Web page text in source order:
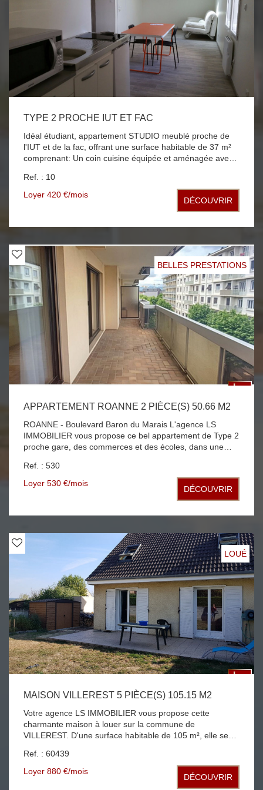
TYPE 2 PROCHE IUT ET FAC
Idéal étudiant, appartement STUDIO meublé proche de
l'IUT et de la fac, offrant une surface habitable de 37 m²
comprenant: Un coin cuisine équipée et aménagée avec
pièce à vivre, une chambre avec placard et une salle
d'eau avec WC. Les plus: une buanderie accessible aux
locataires avec lave linge et sèche linge. Chauffage
Ref. : 10
Loyer 420 €/mois
DÉCOUVRIR
BELLES PRESTATIONS
APPARTEMENT ROANNE 2 PIÈCE(S) 50.66 M2
ROANNE - Boulevard Baron du Marais L'agence LS
IMMOBILIER vous propose ce bel appartement de Type 2
proche gare, des commerces et des écoles, dans une
vidéophone. D'une surface habitable de 50 m², il se
compose d'une entrée avec placard, d'une cuisine
aménagée, d'un séjour et une chambre avec placard, le
tout donnant sur une grande et agréable terrasse de 21
m², une salle de bains un WC indépendant . Une cave et
Fenêtres double vitrage disponible le 22 juillet 2026
Ref. : 530
Loyer 530 €/mois
DÉCOUVRIR
LOUÉ
MAISON VILLEREST 5 PIÈCE(S) 105.15 M2
Votre agence LS IMMOBILIER vous propose cette
charmante maison à louer sur la commune de
VILLEREST. D'une surface habitable de 105 m², elle se
séjour/salon avec poêle à bois donnant accès sur
l'extérieur, une cuisine aménagée et équipée (frigo, lave
vaisselle, plaque de cuisson, four), une buanderie, un
Ref. : 60439
Loyer 880 €/mois
DÉCOUVRIR